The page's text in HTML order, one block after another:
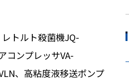
トルト殺菌機JQ-
コンプレッサVA-
、高粘度液移送ポンプ